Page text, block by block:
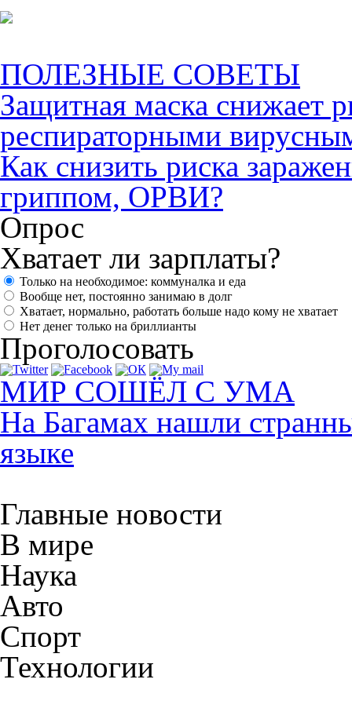
ПОЛЕЗНЫЕ СОВЕТЫ
Защитная маска снижает
респираторными
Как снизить риска
гриппом, ОРВИ?
Опрос
Хватает ли зарплаты?
Только на необходимое: коммуналка и еда
Вообще нет, постоянно занимаю в долг
Хватает, нормально, работать больше надо кому не хватает
Нет денег только на бриллианты
Проголосовать
МИР СОШЁЛ С УМА
На Багамах нашли
языке
Главные новости
В мире
Наука
Авто
Спорт
Технологии